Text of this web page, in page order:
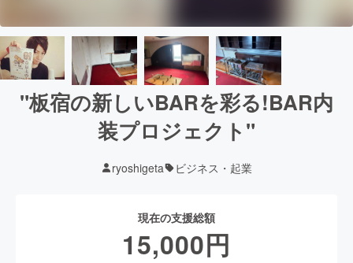
"板宿の新しいBARを彩る!BAR内
装プロジェクト"
ryoshigeta ビジネス・起業
現在の支援総額
15,000円